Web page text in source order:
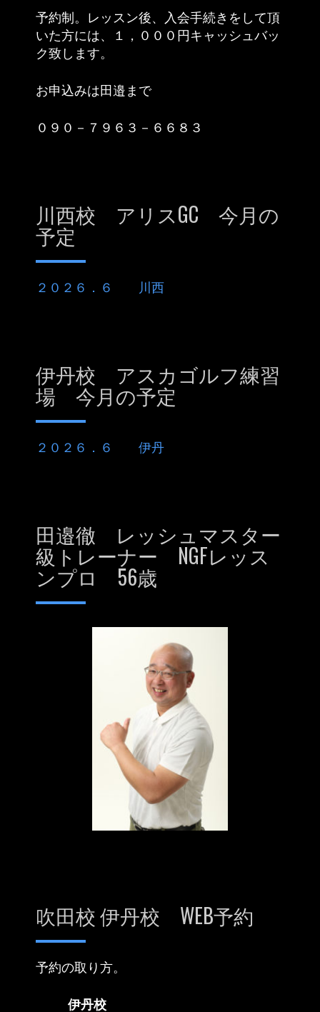
予約制。レッスン後、入会手続きをして頂
いた方には、１，０００円キャッシュバッ
ク致します。
お申込みは田邉まで
０９０－７９６３－６６８３
川西校 アリスGC 今月の
予定
２０２６．６ 川西
伊丹校 アスカゴルフ練習
場 今月の予定
２０２６．６ 伊丹
田邉徹 レッシュマスター
級トレーナー NGFレッス
ンプロ 56歳
吹田校 伊丹校 WEB予約
予約の取り方。
伊丹校